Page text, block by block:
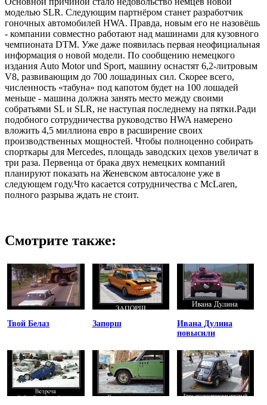
моделью SLR. Следующим партнёром станет разработчик
гоночных автомобилей HWA. Правда, новым его не назовёшь
- компании совместно работают над машинами для кузовного
чемпионата DTM. Уже даже появилась первая неофициальная
информация о новой модели. По сообщению немецкого
издания Auto Motor und Sport, машину оснастят 6,2-литровым
V8, развивающим до 700 лошадиных сил. Скорее всего,
численность «табуна» под капотом будет на 100 лошадей
меньше - машина должна занять место между своими
собратьями SL и SLR, не наступая последнему на пятки.Ради
подобного сотрудничества руководство HWA намерено
вложить 4,5 миллиона евро в расширение своих
производственных мощностей. Чтобы полноценно собирать
спорткары для Mercedes, площадь заводских цехов увеличат в
три раза. Первенца от брака двух немецких компаний
планируют показать на Женевском автосалоне уже в
следующем году.Что касается сотрудничества с McLaren,
полного разрыва ждать не стоит.
Смотрите также:
Твой Белаз Запорш
Ивана Дулина
повысили